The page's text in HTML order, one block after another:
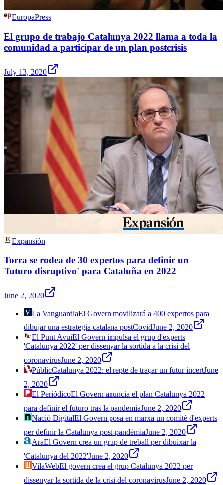
EuropaPress
El grupo de trabajo Catalunya 2022 llama a toda la
comunidad a participar de un plan postcrisis
July 13, 2020
Expansión
Torra se rodea de 30 expertos para definir un
'futuro disruptivo' para Cataluña en 2022
June 2, 2020
La VanguardiaEl Govern movilizará a 400 expertos para
dibujar una estrategia catalana postCovidJune 2, 2020
El Punt AvuiEl Govern impulsa el grup d'experts
'Catalunya 2022' per dissenyar la sortida a la crisi del
coronavirusJune 2, 2020
PúblicCatalunya 2022: el repte de traçar un futur incertJune
2, 2020
El PeriódicoEl Govern anuncia el plan Catalunya 2022
para definir el futuro tras la pandemiaJune 2, 2020
Nació DigitalEl Govern posa en marxa un comitè d'experts
per definir la Catalunya post-pandèmiaJune 2, 2020
AraEl Govern crea un grup de treball per dibuixar la
'Catalunya del 2022'June 2, 2020
VilaWebEl govern crea el grup Catalunya 2022 per
dissenyar la sortida de la crisi del coronavirusJune 2, 2020